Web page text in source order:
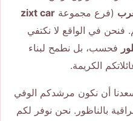
(فرع مجموعة zixt car
فنحن في الواقع لا نكتفي
فحسب، بل نطمح لبناء
الكريمة.
أن نكون مرشدكم الوفي
بالناظور. نحن نوفر لكم